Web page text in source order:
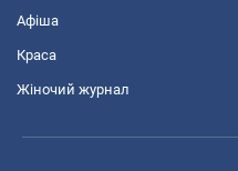
Афіша
Краса
Жіночий журнал